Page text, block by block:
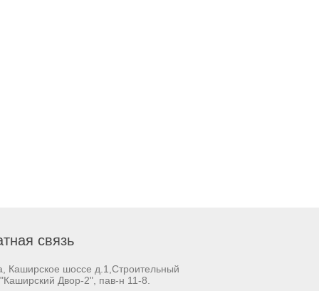
связь
Каширское шоссе д.1,Строительный
Двор-2", пав-н 11-8.